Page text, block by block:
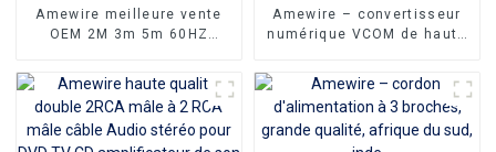
Amewire meilleure vente
OEM 2M 3m 5m 60HZ
mâle adaptateur pour
Macbook Pro 4k type-c USB
type c vers HDMI câble
Amewire – convertisseur
numérique VCOM de haute
aluminium UHD 4K 60Hz
Type C vers HDMI, câble
vidéo haute définition